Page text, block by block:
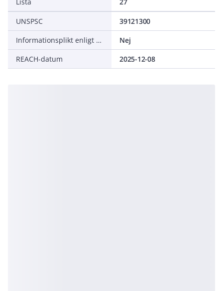
UNSPSC
39121300
Informationsplikt enligt REACH
Nej
REACH-datum
2025-12-08